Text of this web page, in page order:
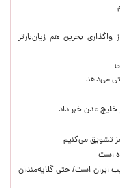
واگذاری بحرین هم زیان‌بارتر
می‌دهد
عدن خبر داد
تشویق می‌کنیم
است
ایران است/ حتی گلایه‌مندان